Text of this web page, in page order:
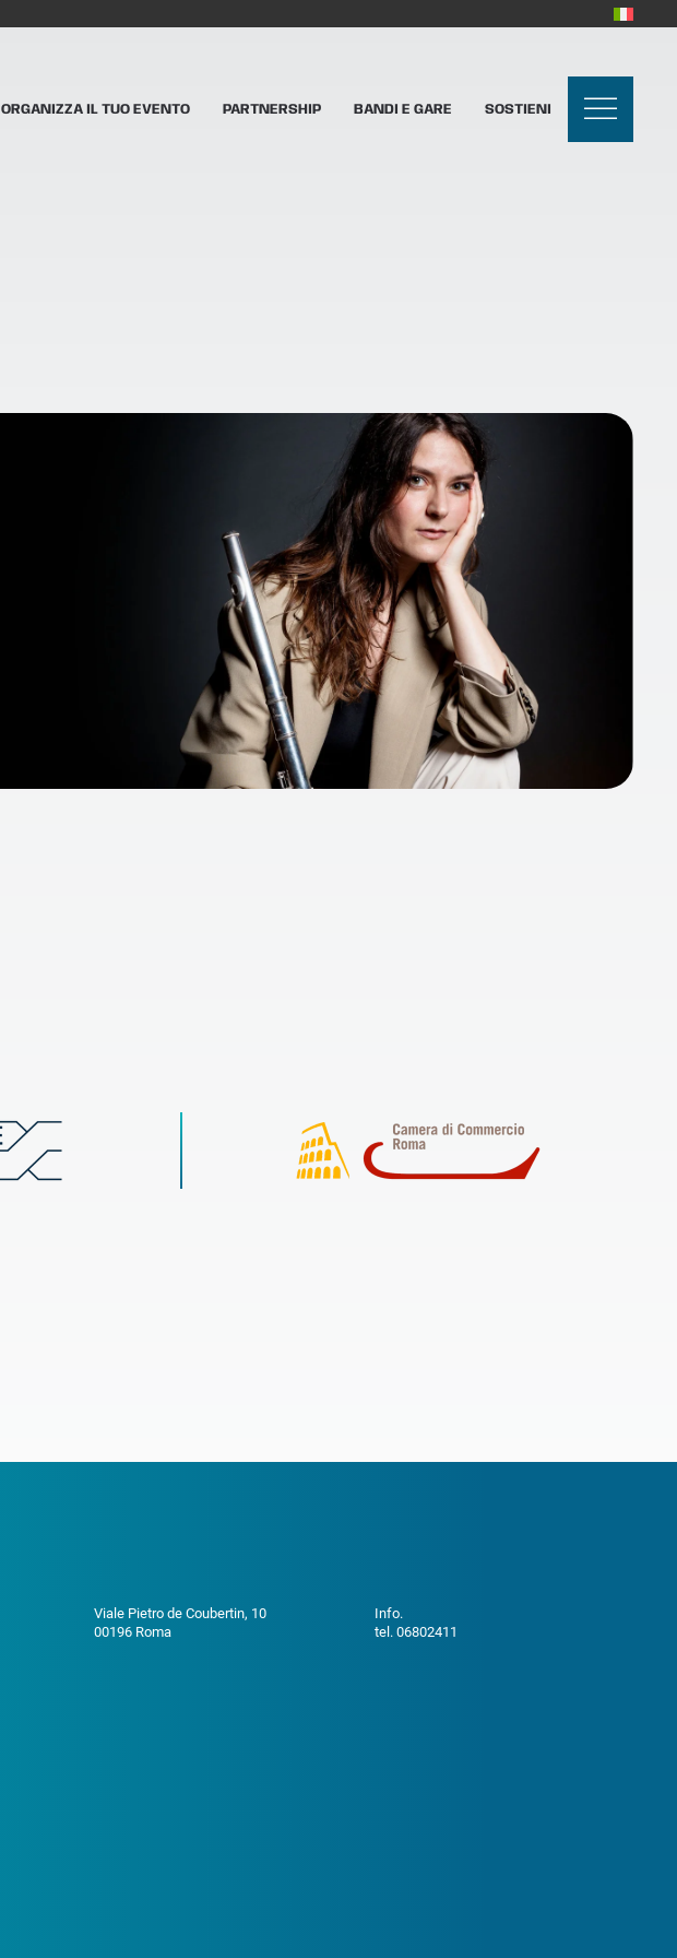
ORGANIZZA IL TUO EVENTO PARTNERSHIP BANDI E GARE SOSTIENI
Viale Pietro de Coubertin, 10
00196 Roma
Info.
tel. 06802411